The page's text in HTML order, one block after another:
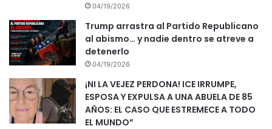
04/19/2026
Trump arrastra al Partido Republicano
al abismo… y nadie dentro se atreve a
detenerlo
04/19/2026
¡NI LA VEJEZ PERDONA! ICE IRRUMPE,
ESPOSA Y EXPULSA A UNA ABUELA DE 85
AÑOS: EL CASO QUE ESTREMECE A TODO
EL MUNDO”